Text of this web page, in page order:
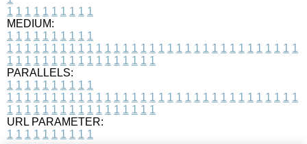
1 1 1 1 1 1 1 1 1 1
MEDIUM:
1 1 1 1 1 1 1 1 1 1
1 1 1 1 1 1 1 1 1 1 1 1 1 1 1 1 1 1 1 1 1 1 1 1 1 1 1 1 1 1 1 1 1
1 1 1 1 1 1 1 1 1 1 1 1 1 1 1 1 1
PARALLELS:
1 1 1 1 1 1 1 1 1 1
1 1 1 1 1 1 1 1 1 1 1 1 1 1 1 1 1 1 1 1 1 1 1 1 1 1 1 1 1 1 1 1 1
1 1 1 1 1 1 1 1 1 1 1 1 1 1 1 1 1
URL PARAMETER:
1 1 1 1 1 1 1 1 1 1